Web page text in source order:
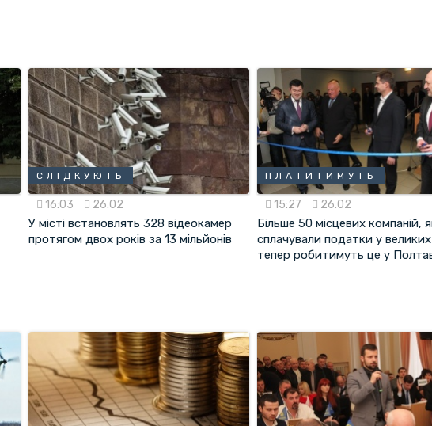
СЛІДКУЮТЬ
16:03 26.02
У місті встановлять 328 відеокамер
протягом двох років за 13 мільйонів
ПЛАТИТИМУТЬ
15:27 26.02
Більше 50 місцевих компаній,
сплачували податки у
тепер робитимуть це у